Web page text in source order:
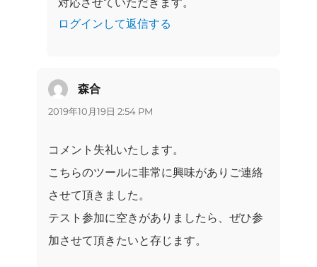
ログインして返信する
森合よ
り:
2019年10月19日 2:54 PM
コメント失礼いたします。
こちらのツールに非常に興味がありご連絡
させて頂きました。
テスト参加に空きがありましたら、ぜひ参
加させて頂きたいと存じます。